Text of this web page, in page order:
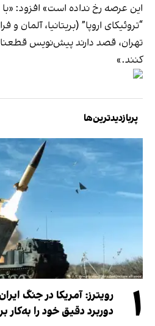
این عرصه رخ نداده است» افزود:
“تروئیکای اروپا” (بریتانیا، آلمان
تهران، قصد دارند پیش‌نویس
کنند.»
پربازدیدترین‌ها
۱
رویترز: آمریکا در جنگ
دوربرد دقیق خود را به‌کار